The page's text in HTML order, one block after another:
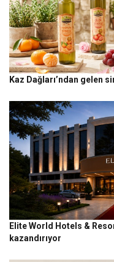
Kaz Dağları’ndan gelen
Elite World Hotels &
kazandırıyor